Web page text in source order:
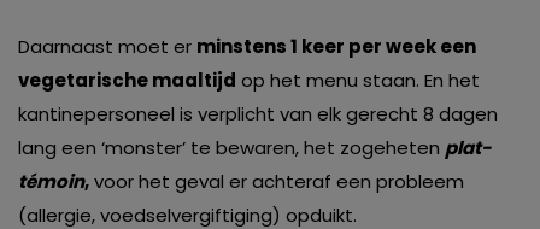
Daarnaast moet er minstens 1 keer per week een
vegetarische maaltijd op het menu staan. En het
kantinepersoneel is verplicht van elk gerecht 8 dagen
lang een ‘monster’ te bewaren, het zogeheten plat-
témoin,voor het geval er achteraf een probleem
(allergie, voedselvergiftiging) opduikt.